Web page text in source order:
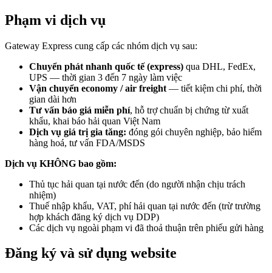
Phạm vi dịch vụ
Gateway Express cung cấp các nhóm dịch vụ sau:
Chuyển phát nhanh quốc tế (express) qua DHL, FedEx,
UPS — thời gian 3 đến 7 ngày làm việc
Vận chuyển economy / air freight — tiết kiệm chi phí, thời
gian dài hơn
Tư vấn báo giá miễn phí, hỗ trợ chuẩn bị chứng từ xuất
khẩu, khai báo hải quan Việt Nam
Dịch vụ giá trị gia tăng: đóng gói chuyên nghiệp, bảo hiểm
hàng hoá, tư vấn FDA/MSDS
Dịch vụ KHÔNG bao gồm:
Thủ tục hải quan tại nước đến (do người nhận chịu trách
nhiệm)
Thuế nhập khẩu, VAT, phí hải quan tại nước đến (trừ trường
hợp khách đăng ký dịch vụ DDP)
Các dịch vụ ngoài phạm vi đã thoả thuận trên phiếu gửi hàng
Đăng ký và sử dụng website